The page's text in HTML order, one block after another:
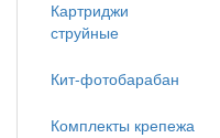
Картриджи
струйные
Кит-фотобарабан
Комплекты крепежа